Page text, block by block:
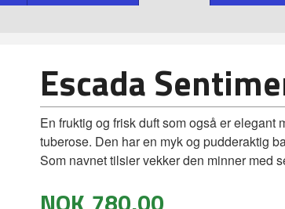
Escada
En fruktig og frisk duft som også er
tuberose. Den har en myk og pudderaktig
Som navnet tilsier vekker den minner med